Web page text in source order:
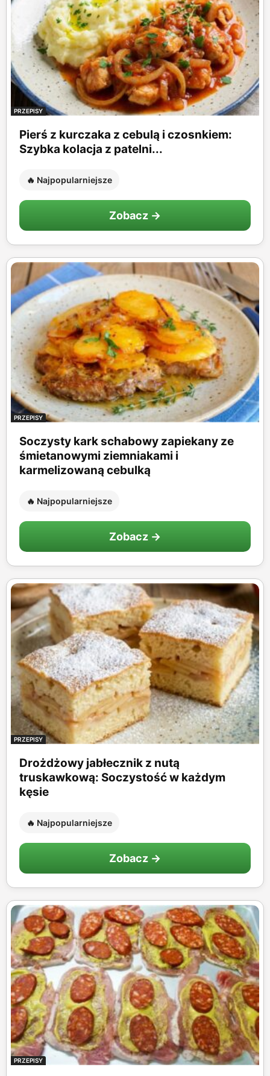
PRZEPISY
Pierś z kurczaka z cebulą i czosnkiem:
Szybka kolacja z patelni...
🔥 Najpopularniejsze
Zobacz →
PRZEPISY
Soczysty kark schabowy zapiekany ze
śmietanowymi ziemniakami i
karmelizowaną cebulką
🔥 Najpopularniejsze
Zobacz →
PRZEPISY
Drożdżowy jabłecznik z nutą
truskawkową: Soczystość w każdym
kęsie
🔥 Najpopularniejsze
Zobacz →
PRZEPISY